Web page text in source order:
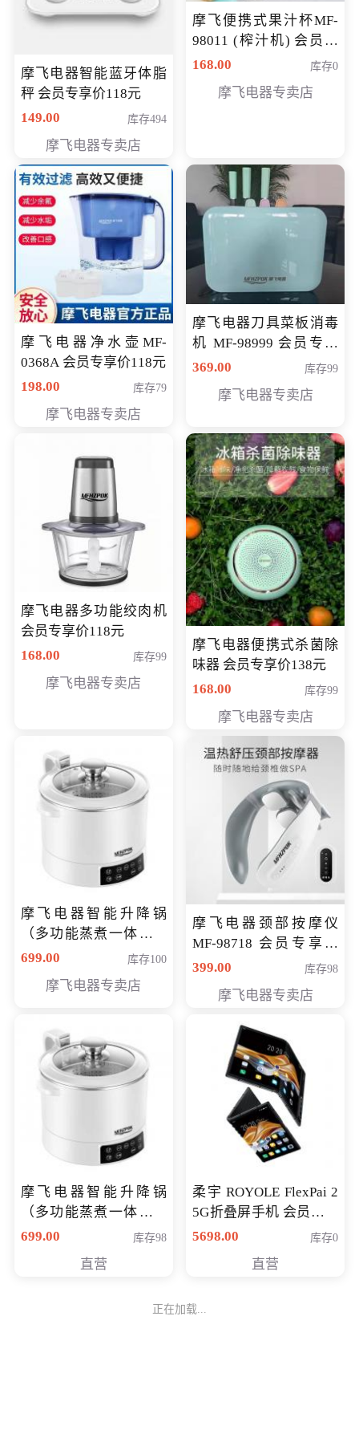
摩飞电器智能蓝牙体脂
秤 会员专享价118元
149.00
库存494
摩飞电器专卖店
摩飞便携式果汁杯MF-
98011 (榨汁机) 会员专
享价138元
168.00 库存0
摩飞电器专卖店
摩飞电器净水壶MF-
0368A 会员专享价118元
198.00
库存79
摩飞电器专卖店
摩飞电器刀具菜板消毒
机 MF-98999 会员专享
价286元
369.00 库存99
摩飞电器专卖店
摩飞电器多功能绞肉机
会员专享价118元
168.00
库存99
摩飞电器专卖店
摩飞电器便携式杀菌除
味器 会员专享价138元
168.00
库存99
摩飞电器专卖店
摩飞电器智能升降锅
（多功能蒸煮一体锅）
（智能升降养生锅） 会
699.00 库存100
摩飞电器专卖店
摩飞电器颈部按摩仪
MF-98718 会员专享价
299元
399.00 库存98
摩飞电器专卖店
摩飞电器智能升降锅
（多功能蒸煮一体锅）
（智能升降养生锅） 会
699.00 库存98
直营
柔宇 ROYOLE FlexPai 2
5G折叠屏手机 会员专享
购买价格 4998元
5698.00 库存0
直营
正在加载...